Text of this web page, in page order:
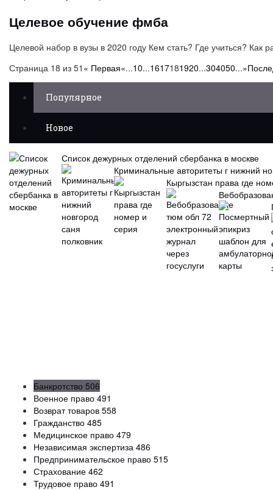
Целевое обучение фмба
Целевой набор в вузы в 2020 году Кем стать? Где учиться? Как
Страница 18 из 51 « Первая«...10...1617181920...304050...»
Популярное
Новое
Список дежурных отделений сбербанка в москве
Криминальные авторитеты г нижний
Кыргызстан права где
Банкротство 506
Военное право 491
Возврат товаров 558
Гражданство 485
Медицинское право 479
Независимая экспертиза 486
Предпринимательское право 515
Страхование 462
Трудовое право 491